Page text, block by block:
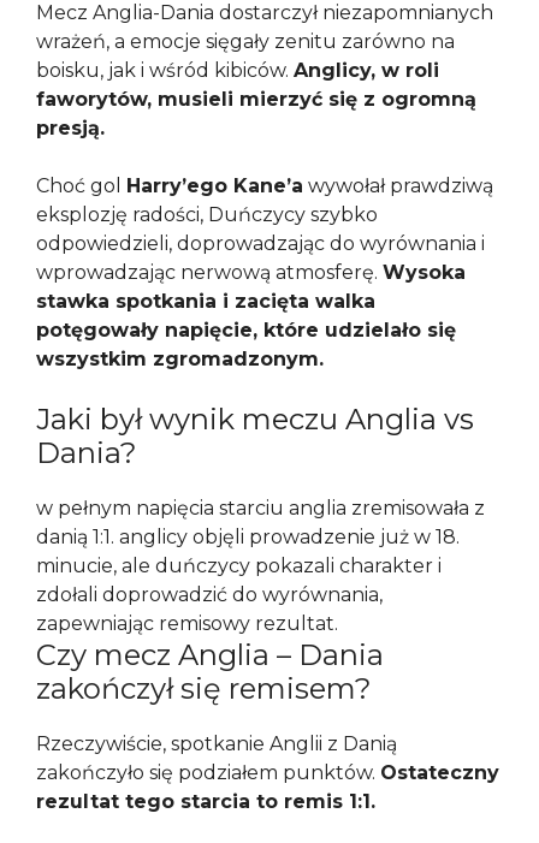
Mecz Anglia-Dania dostarczył niezapomnianych
wrażeń, a emocje sięgały zenitu zarówno na
boisku, jak i wśród kibiców. Anglicy, w roli
faworytów, musieli mierzyć się z ogromną
presją.
Choć gol Harry’ego Kane’a wywołał prawdziwą
eksplozję radości, Duńczycy szybko
odpowiedzieli, doprowadzając do wyrównania i
wprowadzając nerwową atmosferę. Wysoka
stawka spotkania i zacięta walka
potęgowały napięcie, które udzielało się
wszystkim zgromadzonym.
Jaki był wynik meczu Anglia vs
Dania?
w pełnym napięcia starciu anglia zremisowała z
danią 1:1. anglicy objęli prowadzenie już w 18.
minucie, ale duńczycy pokazali charakter i
zdołali doprowadzić do wyrównania,
zapewniając remisowy rezultat.
Czy mecz Anglia – Dania
zakończył się remisem?
Rzeczywiście, spotkanie Anglii z Danią
zakończyło się podziałem punktów. Ostateczny
rezultat tego starcia to remis 1:1.